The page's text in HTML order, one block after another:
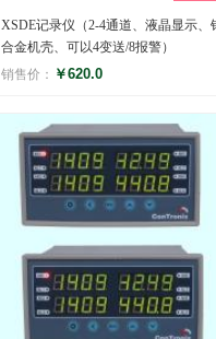
XSDE记录仪（2-4通道、液晶显示、
合金机壳、可以4变送/8报警）
销售价： ￥620.0
评分
(0)